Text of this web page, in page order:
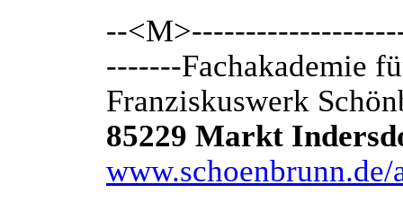
--
-------Fachakademie
Franziskuswerk
85229 Markt
www.schoenbrunn.de/